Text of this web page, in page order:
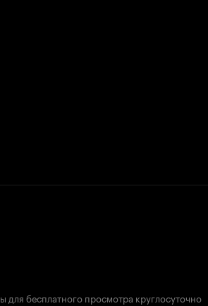
для бесплатного просмотра круглосуточно